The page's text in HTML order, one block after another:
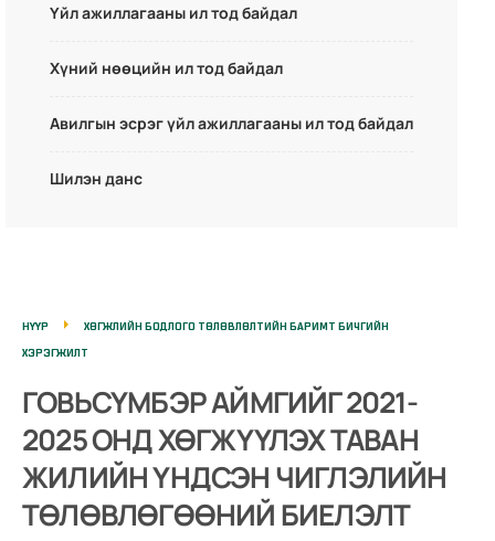
Үйл ажиллагааны ил тод байдал
Хүний нөөцийн ил тод байдал
Авилгын эсрэг үйл ажиллагааны ил тод байдал
Шилэн данс
НҮҮР
ХӨГЖЛИЙН БОДЛОГО ТӨЛӨВЛӨЛТИЙН БАРИМТ БИЧГИЙН
ХЭРЭГЖИЛТ
ГОВЬСҮМБЭР АЙМГИЙГ 2021-
2025 ОНД ХӨГЖҮҮЛЭХ ТАВАН
ЖИЛИЙН ҮНДСЭН ЧИГЛЭЛИЙН
ТӨЛӨВЛӨГӨӨНИЙ БИЕЛЭЛТ